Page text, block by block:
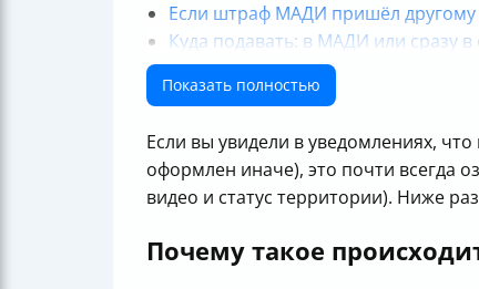
Если штраф МАДИ пришёл другому
Куда подавать: в МАДИ или сразу в
Срок: как не пропустить 10 дней и
Что писать в жалобе: структура,
Какие штрафы и по каким нормам
Что будет, если не оспорить и не
Если суд первой инстанции не
Показать полностью
Если вы увидели в уведомлениях,
оформлен иначе), это почти всегда
видео и статус территории). Ниже
Почему такое